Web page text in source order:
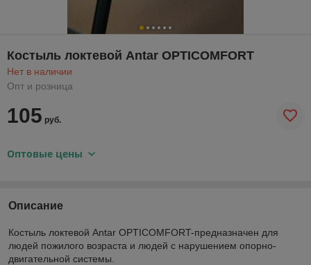
Костыль локтевой Antar OPTICOMFORT
Нет в наличии
Опт и розница
105 руб.
Оптовые цены
Описание
Костыль локтевой Antar OPTICOMFORT-предназначен для
людей пожилого возраста и людей с нарушением опорно-
двигательной системы.